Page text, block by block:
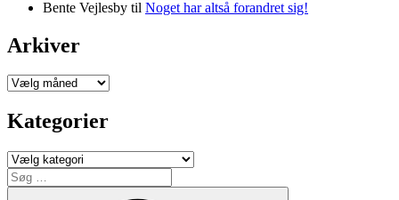
Bente Vejlesby til Noget har altså forandret sig!
Arkiver
Arkiver
Kategorier
Kategorier
Søg
efter: